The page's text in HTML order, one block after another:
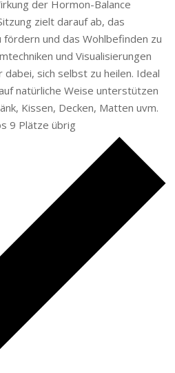
der Hormon-Balance
zielt darauf ab, das
und das Wohlbefinden zu
und Visualisierungen
sich selbst zu heilen. Ideal
natürliche Weise unterstützen
Kissen, Decken, Matten uvm.
9 Plätze übrig